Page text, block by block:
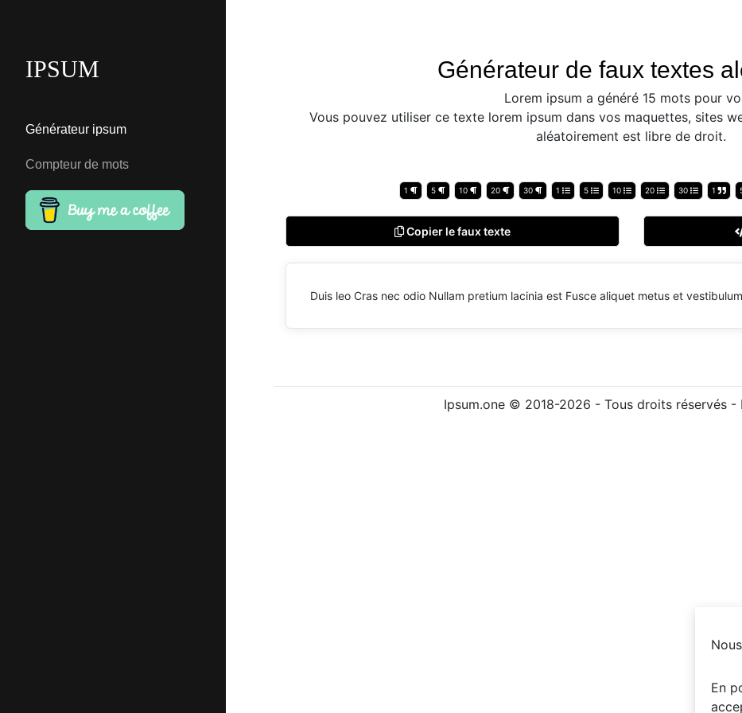
IPSUM
Générateur ipsum
Compteur de mots
Générateur de faux textes
Lorem ipsum a généré 15 mots pour
Vous pouvez utiliser ce texte lorem ipsum dans vos maquettes, sites
aléatoirement est libre de droit.
1 5 10 20 30 1 5 10 20 30 1
Copier le faux texte
Duis leo Cras nec odio Nullam pretium lacinia est Fusce aliquet metus et
Ipsum.one © 2018-2026 - Tous droits réservés -
En